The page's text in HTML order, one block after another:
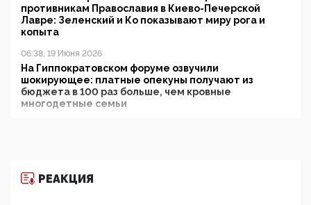
противникам Православия в Киево-Печерской
Лавре: Зеленский и Ко показывают миру рога и
копыта
06:38, 19 Июня 2026
На Гиппократовском форуме озвучили
шокирующее: платные опекуны получают из
бюджета в 100 раз больше, чем кровные
многодетные семьи
11:53, 09 Июня 2026
РЕАКЦИЯ